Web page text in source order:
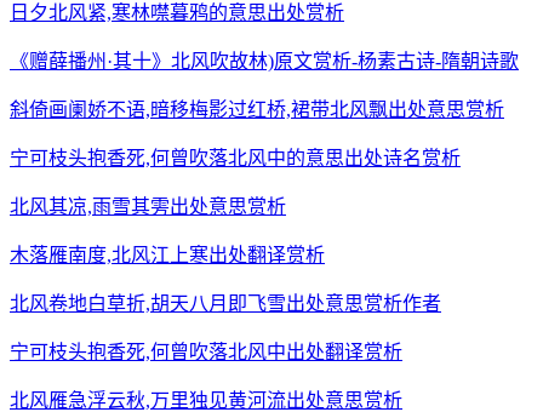
日夕北风紧,寒林噤暮鸦的意思出处赏析
《赠薛播州·其十》北风吹故林)原文赏析-杨素古诗-隋朝诗歌
斜倚画阑娇不语,暗移梅影过红桥,裙带北风飘出处意思赏析
宁可枝头抱香死,何曾吹落北风中的意思出处诗名赏析
北风其凉,雨雪其雱出处意思赏析
木落雁南度,北风江上寒出处翻译赏析
北风卷地白草折,胡天八月即飞雪出处意思赏析作者
宁可枝头抱香死,何曾吹落北风中出处翻译赏析
北风雁急浮云秋,万里独见黄河流出处意思赏析